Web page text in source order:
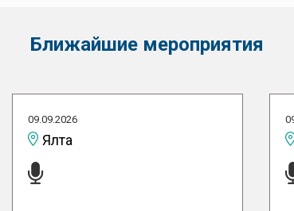
Ближайшие мероприятия
09.09.2026
Ялта